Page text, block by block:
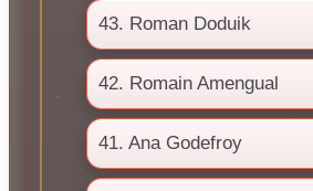
43. Roman Doduik
42. Romain Amengual
41. Ana Godefroy